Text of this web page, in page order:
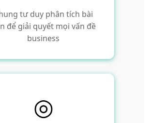
tư duy phân tích bài
để giải quyết mọi vấn đề
business
◎